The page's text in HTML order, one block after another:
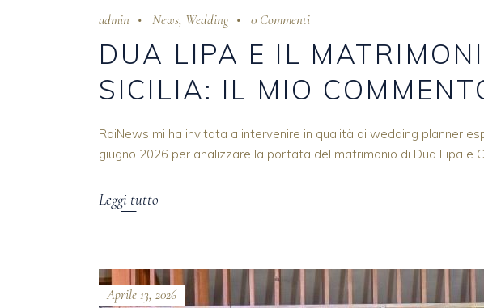
admin News, Wedding 0 Commenti
DUA LIPA E IL
SICILIA: IL MIO
RaiNews mi ha invitata a intervenire in qualità di wedding planner
giugno 2026 per analizzare la portata del matrimonio di Dua Lipa e
Leggi tutto
Aprile 13, 2026